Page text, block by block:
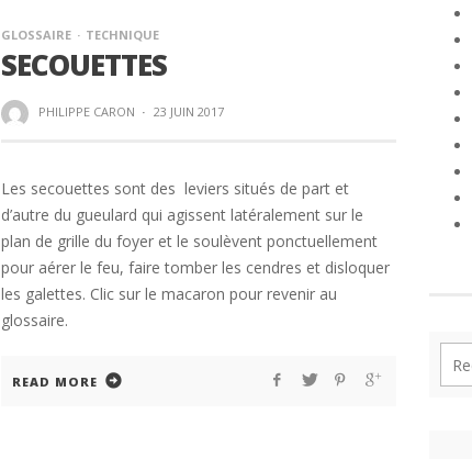
GLOSSAIRE TECHNIQUE
SECOUETTES
PHILIPPE CARON · 23 JUIN 2017
Les secouettes sont des leviers situés de part et
d’autre du gueulard qui agissent latéralement sur le
plan de grille du foyer et le soulèvent ponctuellement
pour aérer le feu, faire tomber les cendres et disloquer
les galettes. Clic sur le macaron pour revenir au
glossaire.
READ MORE